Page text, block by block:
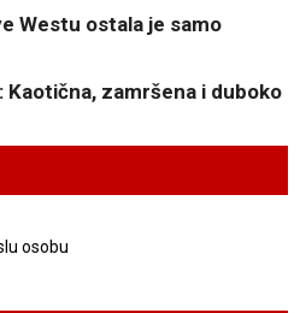
Westu ostala je samo
Kaotična, zamršena i duboko
osobu